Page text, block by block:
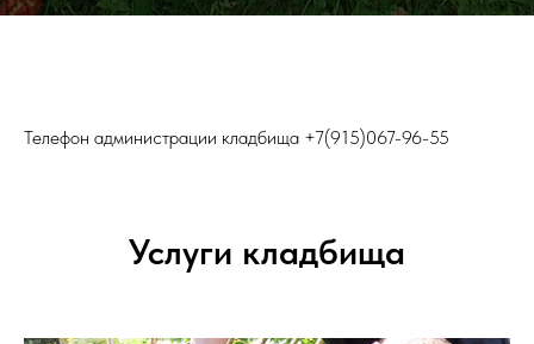
Телефон администрации кладбища +7(915)067-96-55
Услуги кладбища